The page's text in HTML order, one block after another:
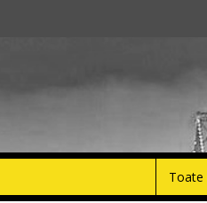
Toate